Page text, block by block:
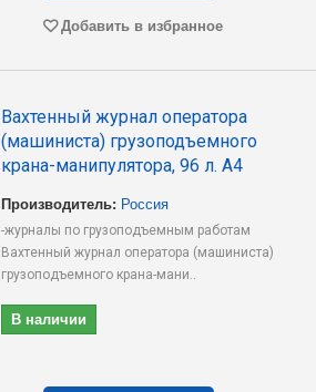
Добавить в избранное
Вахтенный журнал оператора
(машиниста) грузоподъемного
крана-манипулятора, 96 л. А4
Производитель: Россия
-журналы по грузоподъемным работам
Вахтенный журнал оператора (машиниста)
грузоподъемного крана-мани..
В наличии